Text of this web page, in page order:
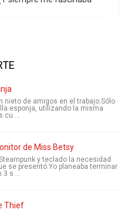
nieto de amigos en el trabajo.Sólo
esponja, utilizando la misma
cu ...
de Miss Betsy
y teclado la necesidad
se presentó.Yo planeaba terminar
3 s ...
Thief